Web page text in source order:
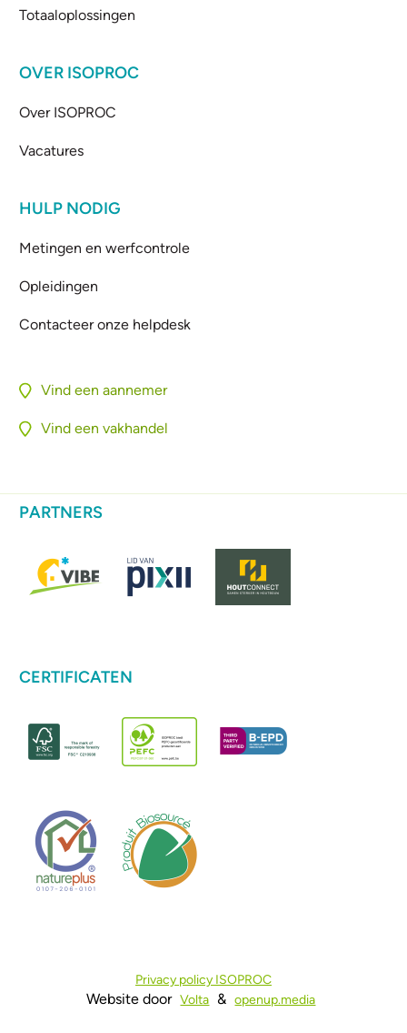
Totaaloplossingen
OVER ISOPROC
Over ISOPROC
Vacatures
HULP NODIG
Metingen en werfcontrole
Opleidingen
Contacteer onze helpdesk
Vind een aannemer
Vind een vakhandel
PARTNERS
CERTIFICATEN
Privacy policy ISOPROC
Website door Volta & openup.media